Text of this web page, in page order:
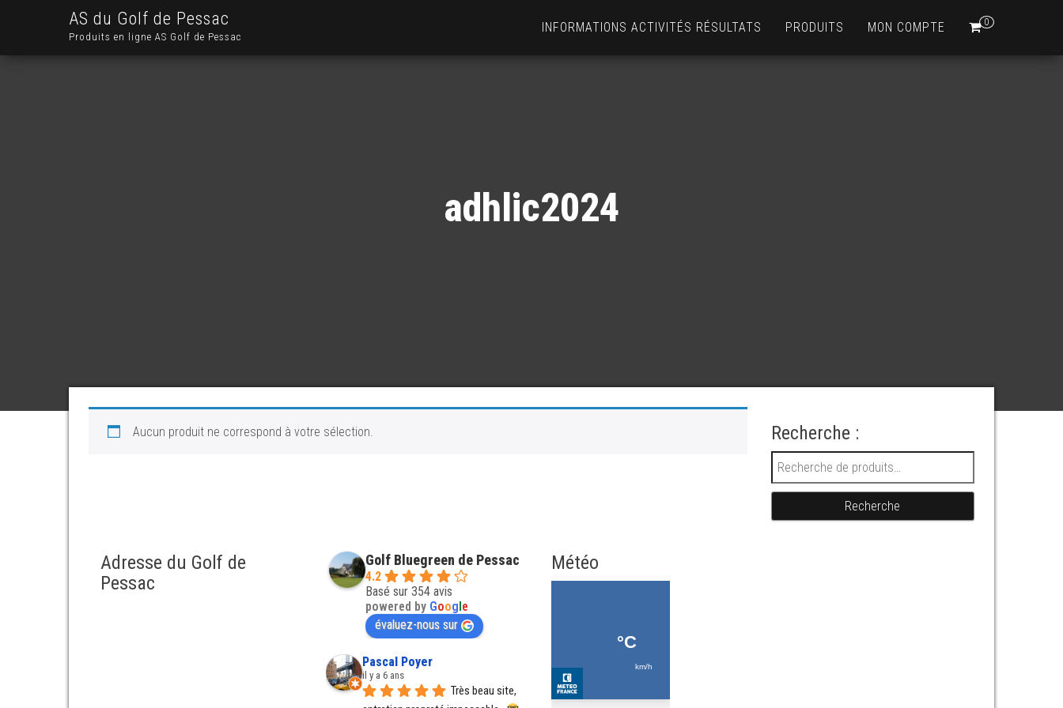
AS du Golf de Pessac
Produits en ligne AS Golf de Pessac
0
INFORMATIONS ACTIVITÉS RÉSULTATS PRODUITS MON COMPTE
adhlic2024
Aucun produit ne correspond à votre sélection. Recherche :
Recherche pour :
Recherche
Adresse du Golf de
Pessac
Golf Bluegreen de Pessac
4.2
Basé sur 354 avis
powered by Google
évaluez-nous sur
Pascal Poyer
il y a 6 ans
Très beau site,
Météo